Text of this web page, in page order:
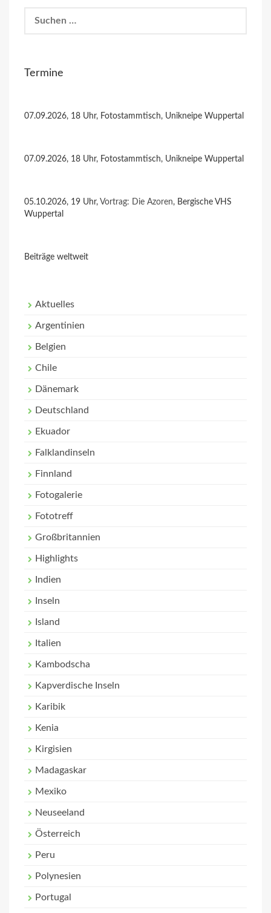
nach:
Termine
07.09.2026, 18 Uhr, Fotostammtisch, Unikneipe Wuppertal
07.09.2026, 18 Uhr, Fotostammtisch, Unikneipe Wuppertal
05.10.2026, 19 Uhr, Vortrag: Die Azoren, Bergische VHS
Wuppertal
Beiträge weltweit
Aktuelles
Argentinien
Belgien
Chile
Dänemark
Deutschland
Ekuador
Falklandinseln
Finnland
Fotogalerie
Fototreff
Großbritannien
Highlights
Indien
Inseln
Island
Italien
Kambodscha
Kapverdische Inseln
Karibik
Kenia
Kirgisien
Madagaskar
Mexiko
Neuseeland
Österreich
Peru
Polynesien
Portugal